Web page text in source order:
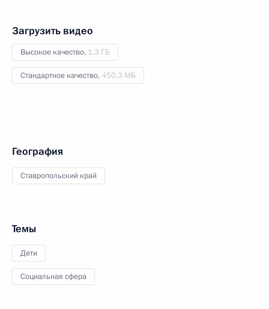
Загрузить видео
Высокое качество, 1.3 ГБ
Стандартное качество,450.3 МБ
География
Ставропольский край
Темы
Дети
Социальная сфера